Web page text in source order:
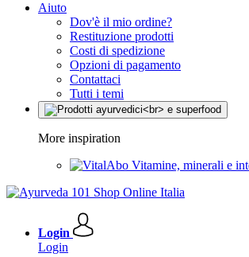
Aiuto
Dov'è il mio ordine?
Restituzione prodotti
Costi di spedizione
Opzioni di pagamento
Contattaci
Tutti i temi
More inspiration
Vitamine, minerali e
Login
Login